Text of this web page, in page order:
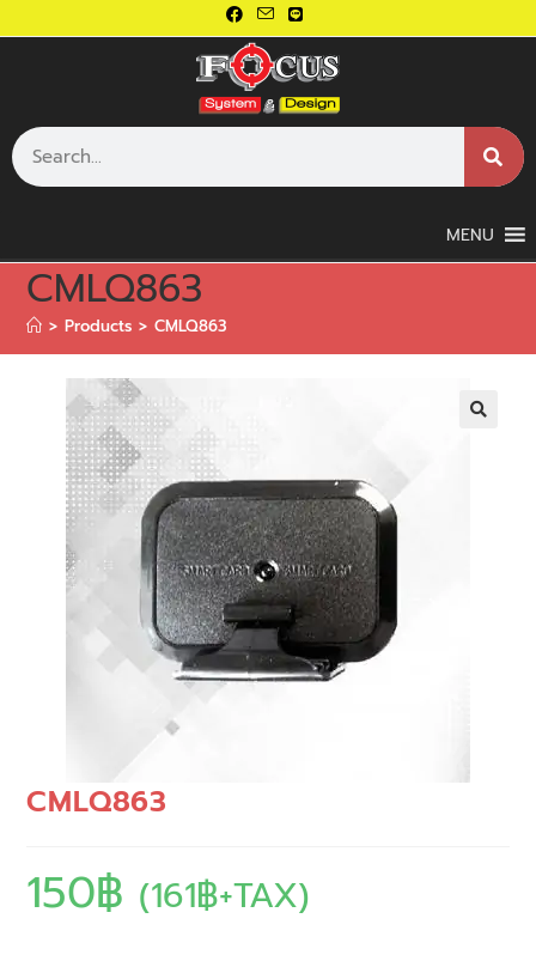
MENU
CMLQ863
> Products > CMLQ863
CMLQ863
150฿ (161฿+TAX)